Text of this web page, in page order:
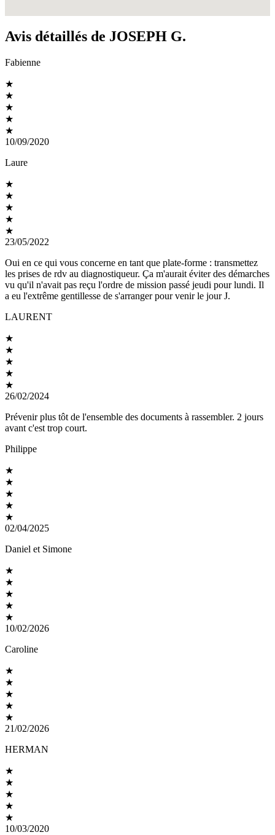
Avis détaillés de JOSEPH G.
Fabienne
★
★
★
★
★
10/09/2020
Laure
★
★
★
★
★
23/05/2022
Oui en ce qui vous concerne en tant que plate-forme : transmettez
les prises de rdv au diagnostiqueur. Ça m'aurait éviter des démarches
vu qu'il n'avait pas reçu l'ordre de mission passé jeudi pour lundi. Il
a eu l'extrême gentillesse de s'arranger pour venir le jour J.
LAURENT
★
★
★
★
★
26/02/2024
Prévenir plus tôt de l'ensemble des documents à rassembler. 2 jours
avant c'est trop court.
Philippe
★
★
★
★
★
02/04/2025
Daniel et Simone
★
★
★
★
★
10/02/2026
Caroline
★
★
★
★
★
21/02/2026
HERMAN
★
★
★
★
★
10/03/2020